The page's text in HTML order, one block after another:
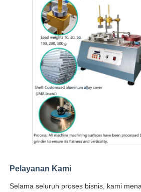
Pelayanan Kami
Selama seluruh proses bisnis, kami